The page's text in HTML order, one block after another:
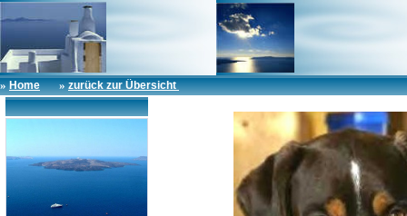
» Home »zurück zur Übersicht